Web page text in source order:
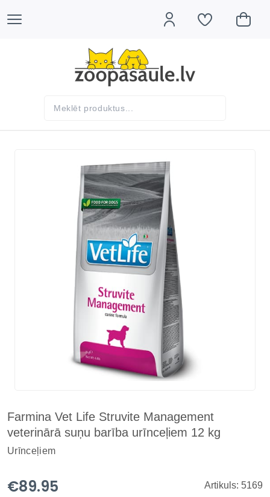
Farmina Vet Life Struvite Management
veterinārā suņu barība urīnceļiem 12 kg
Urīnceļiem
€89.95 Artikuls: 5169